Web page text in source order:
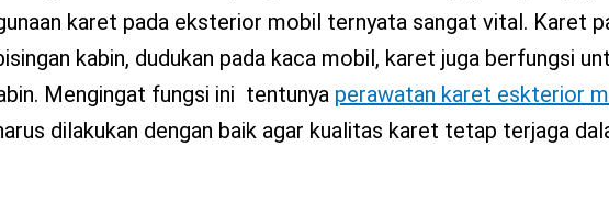
karet pada eksterior mobil ternyata sangat vital. Karet
kabin, dudukan pada kaca mobil, karet juga berfungsi
Mengingat fungsi ini tentunya perawatan karet eskterior
dilakukan dengan baik agar kualitas karet tetap terjaga